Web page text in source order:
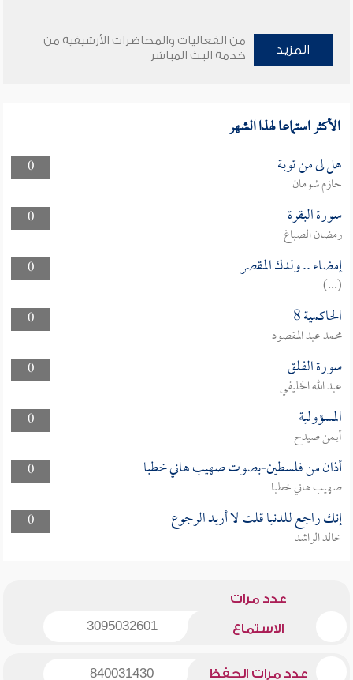
المزيد
من الفعاليات والمحاضرات الأرشيفية من
خدمة البث المباشر
الأكثر استماعا لهذا الشهر
0 هل لى من توبة
حازم شومان
0
سورة البقرة
رمضان الصباغ
0
إمضاء .. ولدك المقصر
(...)
0
الحاكمية 8
محمد عبد المقصود
0
سورة الفلق
عبد الله الخليفي
0
المسؤولية
أيمن صيدح
0
أذان من فلسطين-بصوت صهيب هاني خطبا
صهيب هاني خطبا
0
إنك راجع للدنيا قلت لا أريد الرجوع
خالد الراشد
عدد مرات
الاستماع 3095032601
عدد مرات الحفظ 840031430